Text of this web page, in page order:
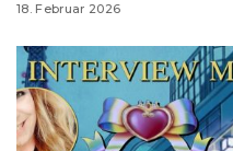
18. Februar 2026